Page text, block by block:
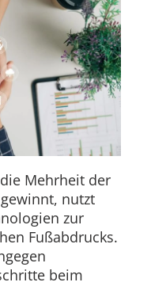
Mehrheit der
nutzt
zur
Fußabdrucks.
beim